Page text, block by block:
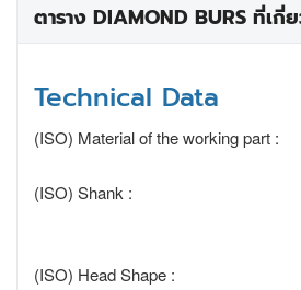
ตาราง DIAMOND BURS ที่เกี่
Technical Data
(ISO) Material of the working part :
(ISO) Shank :
(ISO) Head Shape :